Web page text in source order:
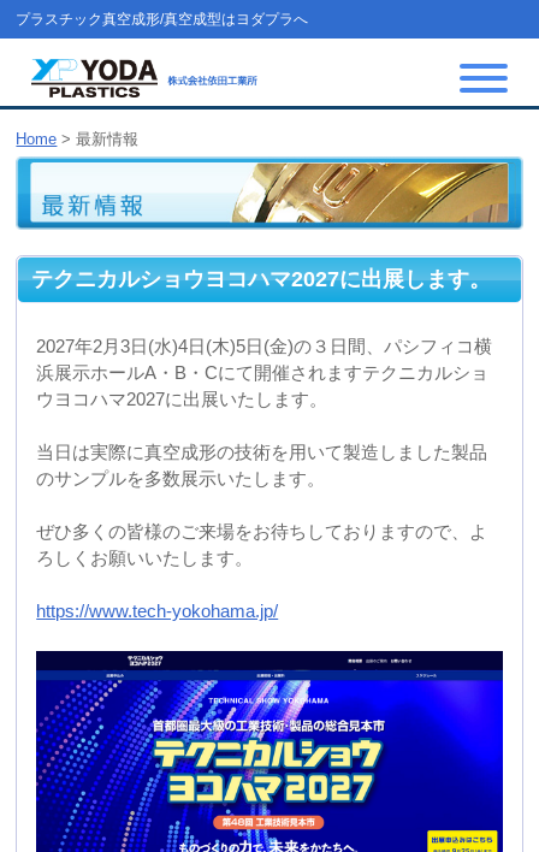
プラスチック真空成形/真空成型はヨダプラへ
Home > 最新情報
テクニカルショウヨコハマ2027に出展します。
浜展示ホールA・B・Cにて開催されますテクニカルショ
ウヨコハマ2027に出展いたします。
のサンプルを多数展示いたします。
ろしくお願いいたします。